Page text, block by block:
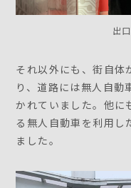
出
それ以外にも、街自体
り、道路には無人自動
かれていました。他に
る無人自動車を利用し
ました。